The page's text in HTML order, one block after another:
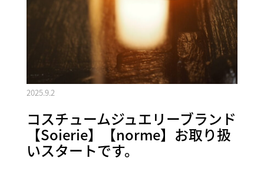
2025.9.2
コスチュームジュエリーブランド
【Soierie】【norme】お取り扱
いスタートです。